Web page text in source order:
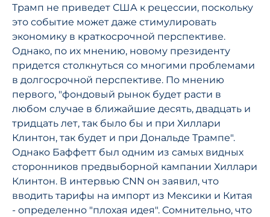
Трамп не приведет США к рецессии, поскольку
это событие может даже стимулировать
экономику в краткосрочной перспективе.
Однако, по их мнению, новому президенту
придется столкнуться со многими проблемами
в долгосрочной перспективе. По мнению
первого, "фондовый рынок будет расти в
любом случае в ближайшие десять, двадцать и
тридцать лет, так было бы и при Хиллари
Клинтон, так будет и при Дональде Трампе".
Однако Баффетт был одним из самых видных
сторонников предвыборной кампании Хиллари
Клинтон. В интервью CNN он заявил, что
вводить тарифы на импорт из Мексики и Китая
- определенно "плохая идея". Сомнительно, что